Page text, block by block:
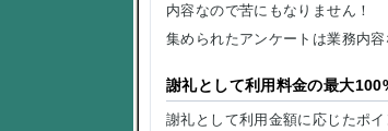
内容なので苦にもなりません！
集められたアンケートは業務内容
謝礼として利用料金の最大
謝礼として利用金額に応じたポ